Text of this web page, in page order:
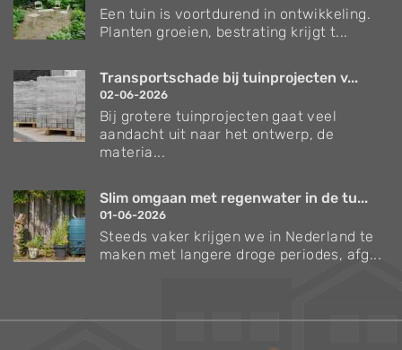
Een tuin is voortdurend in ontwikkeling.
Planten groeien, bestrating krijgt t...
Transportschade bij tuinprojecten v...
02-06-2026
Bij grotere tuinprojecten gaat veel
aandacht uit naar het ontwerp, de
materia...
Slim omgaan met regenwater in de tu...
01-06-2026
Steeds vaker krijgen we in Nederland te
maken met langere droge periodes, afg...
Verzorgingstips voor bomen en planten